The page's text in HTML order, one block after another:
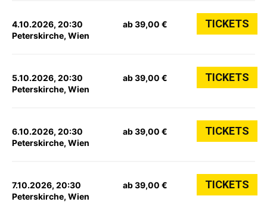
4.10.2026, 20:30
Peterskirche, Wien
ab 39,00 € TICKETS
5.10.2026, 20:30
Peterskirche, Wien
ab 39,00 € TICKETS
6.10.2026, 20:30
Peterskirche, Wien
ab 39,00 € TICKETS
7.10.2026, 20:30
Peterskirche, Wien
ab 39,00 € TICKETS